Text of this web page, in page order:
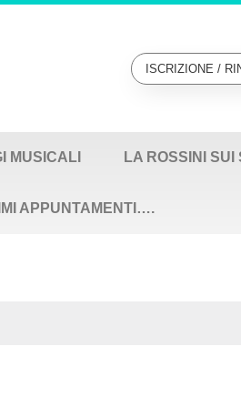
ISCRIZIONE /
MUSICALI LA ROSSINI SUI
APPUNTAMENTI….